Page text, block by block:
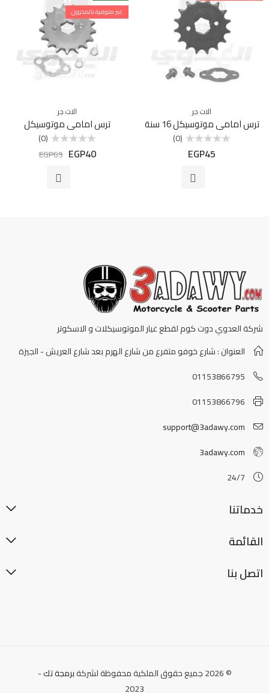
الات جر
ترس امامي موتوسيكل 16 سنة
التقييم
(0)
EGP45
غير متوفرة بالمخزون
الات جر
ترس امامي موتوسيكل
التقييم
(0)
EGP40
EGP69
شركة العدوي دوت كوم لقطع غيار الموتوسيكلات و الاسكوتر
العنوان : شارع خوفو متفرع من شارع الهرم بعد شارع العريش - الجيزة
01153866795
01153866796
support@3adawy.com
3adawy.com
24/7
خدماتنا
القائمة
اتصل بنا
© 2026 جميع حقوق الملكية محفوظة لشركة برمجة تك-
2023